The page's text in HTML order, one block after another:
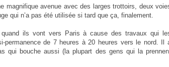
magnifique avenue avec des larges trottoirs, deux
qui n’a pas été utilisée si tard que ça, finalement.
ils vont vers Paris à cause des travaux qui
permanence de 7 heures à 20 heures vers le nord. Il
qui bouche aussi (la plupart des gens qui la